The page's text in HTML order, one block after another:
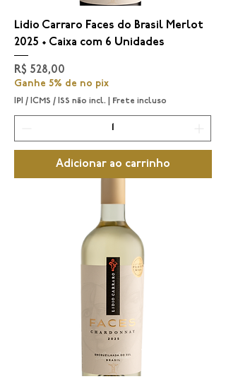
Lidio Carraro Faces do Brasil Merlot
2025 • Caixa com 6 Unidades
Preço
R$ 528,00
Ganhe 5% de no pix
IPI / ICMS / ISS não incl. Frete incluso
Adicionar ao carrinho